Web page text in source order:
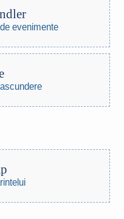
evenimente